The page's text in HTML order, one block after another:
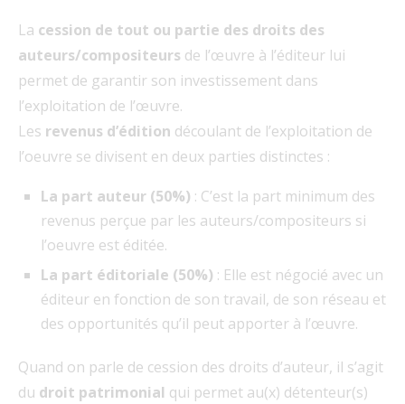
La cession de tout ou partie des droits des
auteurs/compositeurs de l’œuvre à l’éditeur lui
permet de garantir son investissement dans
l’exploitation de l’œuvre.
Les revenus d’édition découlant de l’exploitation de
l’oeuvre se divisent en deux parties distinctes :
La part auteur (50%) : C’est la part minimum des
revenus perçue par les auteurs/compositeurs si
l’oeuvre est éditée.
La part éditoriale (50%) : Elle est négocié avec un
éditeur en fonction de son travail, de son réseau et
des opportunités qu’il peut apporter à l’œuvre.
Quand on parle de cession des droits d’auteur, il s’agit
du droit patrimonial qui permet au(x) détenteur(s)